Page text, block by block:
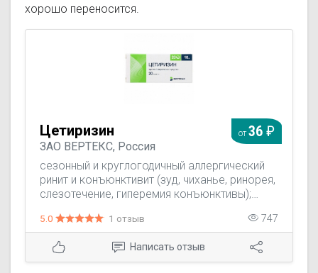
хорошо переносится.
Цетиризин
ЗАО ВЕРТЕКС, Россия
сезонный и круглогодичный аллергический
ринит и конъюнктивит (зуд, чиханье, ринорея,
слезотечение, гиперемия конъюнктивы);
идиопатическая крапивница); сенная
лихорадка (поллиноз); зуд;
ангионевротический отек (отек Квинке);
зудящие аллергические дерматозы.
от36
5.0 1 отзыв 747
Написать отзыв